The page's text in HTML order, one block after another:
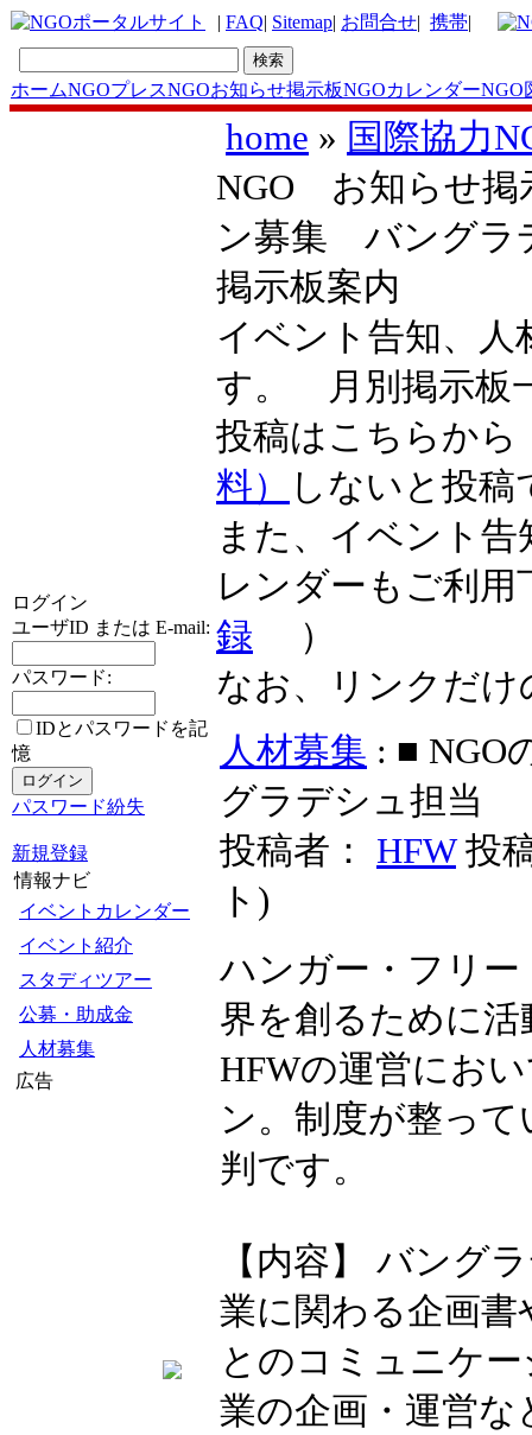
| FAQ| Sitemap| お問合せ| 携帯|
ホームNGOプレスNGOお知らせ掲示板NGOカレンダーNGO
ログイン
ユーザID または E-mail:
パスワード:
IDとパスワードを記
憶
パスワード紛失
新規登録
情報ナビ
イベントカレンダー
イベント紹介
スタディツアー
公募・助成金
人材募集
広告
home » 国際協力
NGO お知らせ掲
ン募集 バングラ
掲示板案内
イベント告知、人
す。 月別掲示
投稿はこちらか
料）
しないと投
また、イベント
レンダーもご利
録 ）
なお、リンクだ
人材募集 : ■ NGO
グラデシュ担当
投稿者： HFW 投
ト )
ハンガー・フリ
界を創るために活
HFWの運営にお
ン。制度が整っ
判です。
【内容】 バング
業に関わる企画書
とのコミュニケ
業の企画・運営な